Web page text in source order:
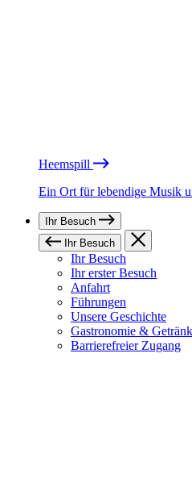
Heemspill
Ein Ort für lebendige Musik
Ihr Besuch
Ihr Besuch
Ihr Besuch
Ihr erster Besuch
Anfahrt
Führungen
Unsere Geschichte
Gastronomie &
Barrierefreier Zugang